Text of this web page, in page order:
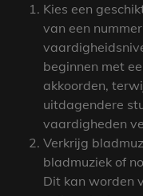
Kies een
van een
beginnen met
akkoorden,
uitdagendere
vaardigheden
Verkrijg
bladmuziek of
Dit kan worden